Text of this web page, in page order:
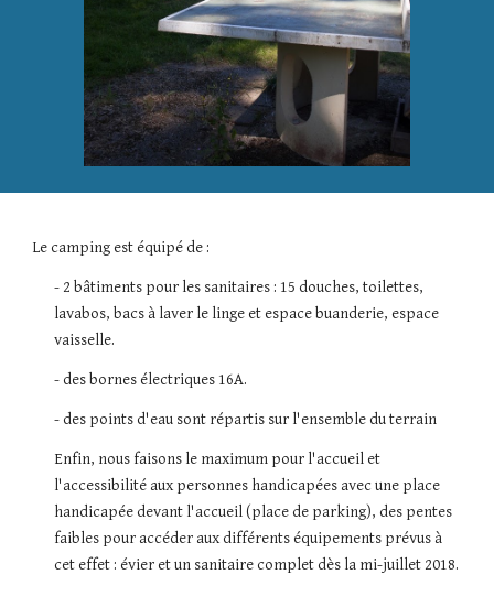
Le camping est équipé de :
- 2 bâtiments pour les sanitaires : 15 douches, toilettes,
lavabos, bacs à laver le linge et espace buanderie, espace
vaisselle.
- des bornes électriques 16A.
- des points d'eau sont répartis sur l'ensemble du terrain
Enfin, nous faisons le maximum pour l'accueil et
l'accessibilité aux personnes handicapées avec une place
handicapée devant l'accueil (place de parking), des pentes
faibles pour accéder aux différents équipements prévus à
cet effet : évier et un sanitaire complet dès la mi-juillet 2018.